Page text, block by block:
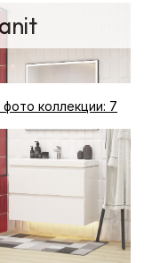
коллекции: 7